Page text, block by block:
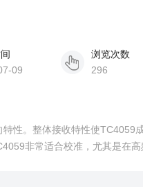
09
浏览次数
296
性。整体接收特性使TC4059
非常适合校准，尤其是在